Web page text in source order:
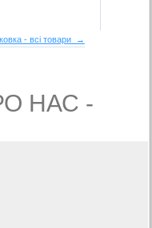
- всі товари →
НАС -